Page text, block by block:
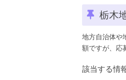
栃木
地方自治体や
額ですが、応
該当する情